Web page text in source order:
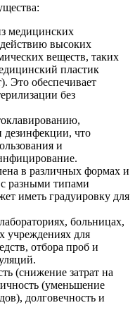
медицинских
высоких
веществ, таких
пластик
Это обеспечивает
без
дезинфекции, что
и
в различных формах и
с разными типами
иметь градуировку для
больницах,
учреждениях для
отбора проб и
(снижение затрат на
(уменьшение
долговечность и